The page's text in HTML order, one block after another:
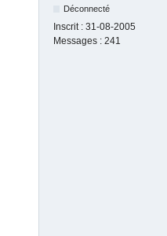
Déconnecté
Inscrit : 31-08-2005
Messages : 241